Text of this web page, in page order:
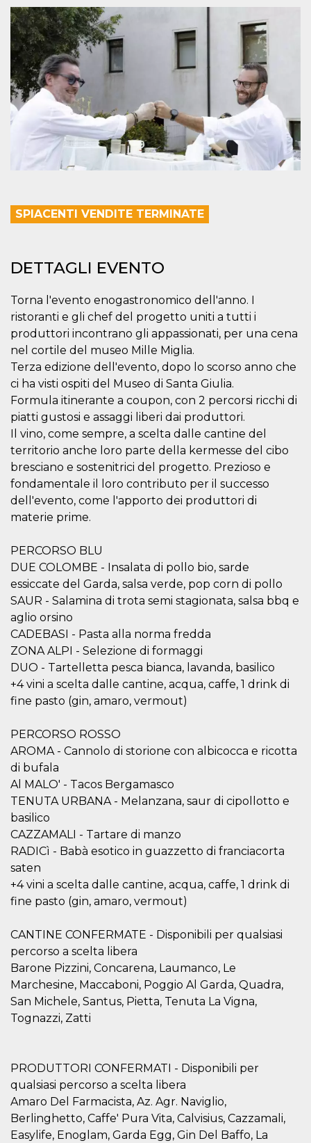
SPIACENTI VENDITE TERMINATE
DETTAGLI EVENTO
Torna l'evento enogastronomico dell'anno. I
ristoranti e gli chef del progetto uniti a tutti i
produttori incontrano gli appassionati, per una cena
nel cortile del museo Mille Miglia.
Terza edizione dell'evento, dopo lo scorso anno che
ci ha visti ospiti del Museo di Santa Giulia.
Formula itinerante a coupon, con 2 percorsi ricchi di
piatti gustosi e assaggi liberi dai produttori.
Il vino, come sempre, a scelta dalle cantine del
territorio anche loro parte della kermesse del cibo
bresciano e sostenitrici del progetto. Prezioso e
fondamentale il loro contributo per il successo
dell'evento, come l'apporto dei produttori di
materie prime.
PERCORSO BLU
DUE COLOMBE - Insalata di pollo bio, sarde
essiccate del Garda, salsa verde, pop corn di pollo
SAUR - Salamina di trota semi stagionata, salsa bbq e
aglio orsino
CADEBASI - Pasta alla norma fredda
ZONA ALPI - Selezione di formaggi
DUO - Tartelletta pesca bianca, lavanda, basilico
+4 vini a scelta dalle cantine, acqua, caffe, 1 drink di
fine pasto (gin, amaro, vermout)
PERCORSO ROSSO
AROMA - Cannolo di storione con albicocca e ricotta
di bufala
Al MALO' - Tacos Bergamasco
TENUTA URBANA - Melanzana, saur di cipollotto e
basilico
CAZZAMALI - Tartare di manzo
RADICì - Babà esotico in guazzetto di franciacorta
saten
+4 vini a scelta dalle cantine, acqua, caffe, 1 drink di
fine pasto (gin, amaro, vermout)
CANTINE CONFERMATE - Disponibili per qualsiasi
percorso a scelta libera
Barone Pizzini, Concarena, Laumanco, Le
Marchesine, Maccaboni, Poggio Al Garda, Quadra,
San Michele, Santus, Pietta, Tenuta La Vigna,
Tognazzi, Zatti
PRODUTTORI CONFERMATI - Disponibili per
qualsiasi percorso a scelta libera
Amaro Del Farmacista, Az. Agr. Naviglio,
Berlinghetto, Caffe' Pura Vita, Calvisius, Cazzamali,
Easylife, Enoglam, Garda Egg, Gin Del Baffo, La
mantenere le
variabili di
sessione utente.
Normalmente è
un numero
generato in
modo casuale, il
modo in cui
viene utilizzato
può essere
specifico per il
sito, ma un
buon esempio è
mantenere uno
stato di accesso
per un utente
m.stripe.com
mese
memorizzazione
dei contenuti
sul browser per
pagine più
CookieScriptConsent
CookieScript
oooh.events
4
2 giorni
Questo cookie
Cookie-
Script.com per
ricordare le
preferenze di
consenso sui
cookie dei
visitatori. È
necessario che il
banner dei
cookie di
Script.com
Storage declaration
Nome
Storage
type
Descrizione
fbssls_314278995690155
Session
wpEmojiSettingsSupports
Session
storage
Local
storage
Nome
Dominio
.facebook.com
30 giorni
Platform Inc.
.facebook.com
identifica il
browser
legato alla
Facebook
aiutare con
ciascun
datr viene